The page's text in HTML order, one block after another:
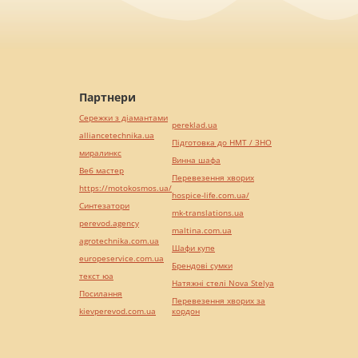
Партнери
Сережки з діамантами
alliancetechnika.ua
миралинкс
Веб мастер
https://motokosmos.ua/
Синтезатори
perevod.agency
agrotechnika.com.ua
europeservice.com.ua
текст юа
Посилання
kievperevod.com.ua
pereklad.ua
Підготовка до НМТ / ЗНО
Винна шафа
Перевезення хворих
hospice-life.com.ua/
mk-translations.ua
maltina.com.ua
Шафи купе
Брендові сумки
Натяжні стелі Nova Stelya
Перевезення хворих за
кордон